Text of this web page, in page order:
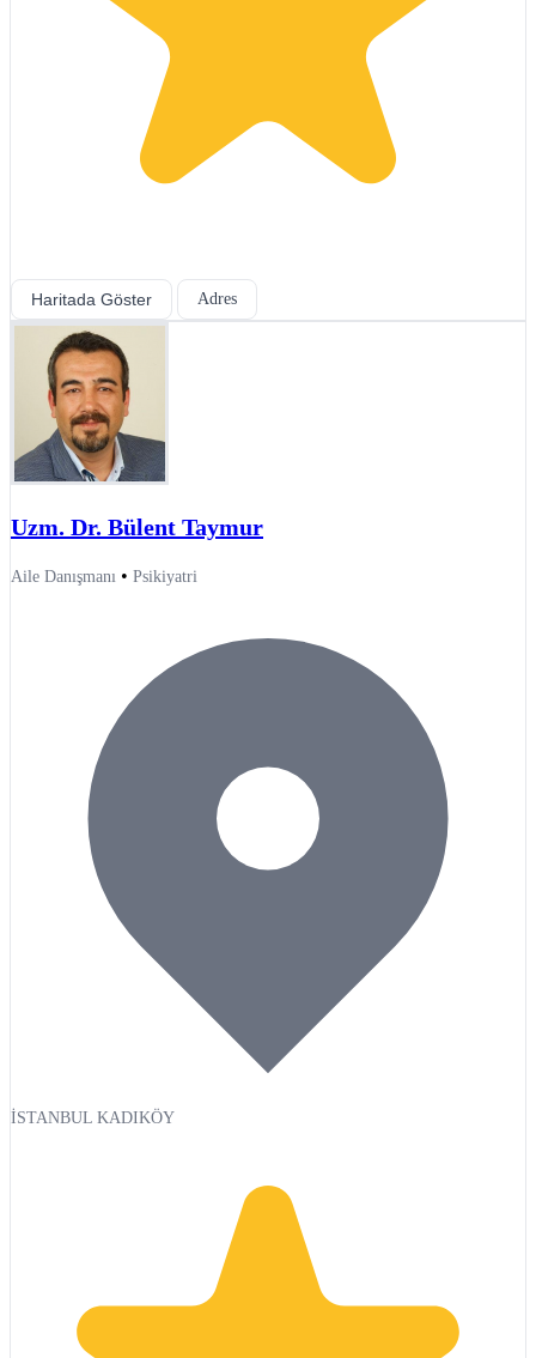
Haritada Göster Adres
Uzm. Dr. Bülent Taymur
Aile Danışmanı • Psikiyatri
İSTANBUL KADIKÖY